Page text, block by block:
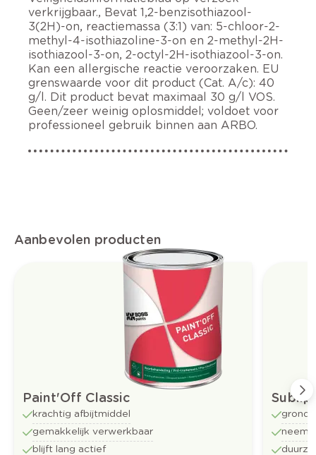
verkrijgbaar., Bevat 1,2-benzisothiazool-
3(2H)-on, reactiemassa (3:1) van: 5-chloor-2-
methyl-4-isothiazoline-3-on en 2-methyl-2H-
isothiazool-3-on, 2-octyl-2H-isothiazool-3-on.
Kan een allergische reactie veroorzaken. EU
grenswaarde voor dit product (Cat. A/c): 40
g/l. Dit product bevat maximaal 30 g/l VOS.
Geen/zeer weinig oplosmiddel; voldoet voor
professioneel gebruik binnen aan ARBO.
Aanbevolen producten
Paint'Off Classic
krachtig afbijtmiddel
gemakkelijk verwerkbaar
blijft lang actief
neemt